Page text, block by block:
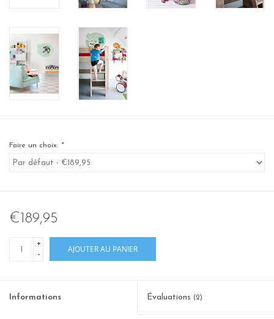
Faire un choix: *
€189,95
+
-
AJOUTER AU PANIER
Informations Évaluations (2)